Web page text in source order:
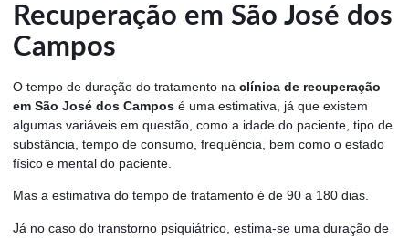
Recuperação em São José dos
Campos
O tempo de duração do tratamento na clínica de recuperação
em São José dos Campos é uma estimativa, já que existem
algumas variáveis em questão, como a idade do paciente, tipo de
substância, tempo de consumo, frequência, bem como o estado
físico e mental do paciente.
Mas a estimativa do tempo de tratamento é de 90 a 180 dias.
Já no caso do transtorno psiquiátrico, estima-se uma duração de